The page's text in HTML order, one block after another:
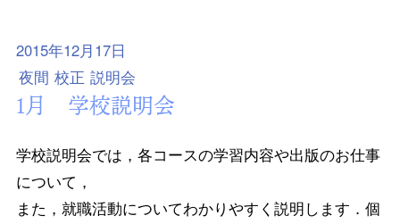
2015年12月17日
夜間 校正 説明会
1月 学校説明会
学校説明会では，各コースの学習内容や出版のお仕事
について，
また，就職活動についてわかりやすく説明します．個